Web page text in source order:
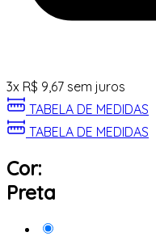
3x R$ 9,67 sem juros
TABELA DE MEDIDAS
TABELA DE MEDIDAS
Cor:
Preta